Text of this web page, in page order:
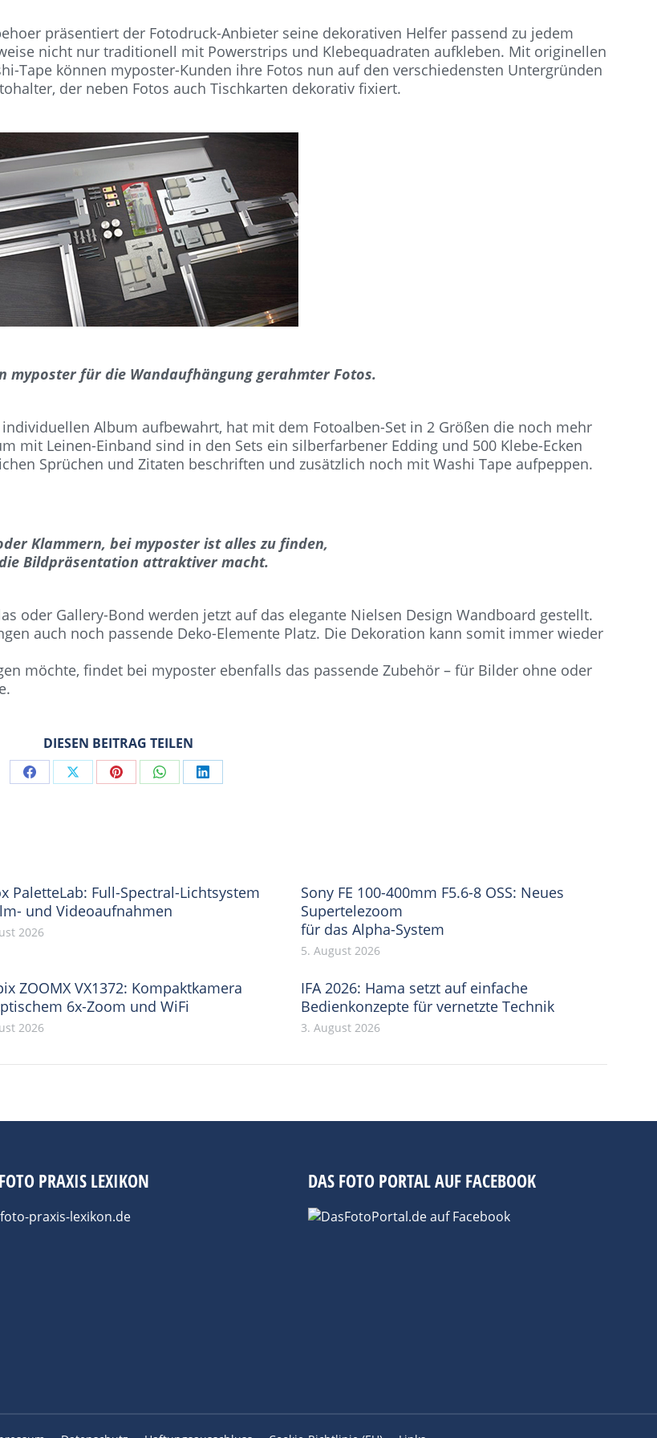
präsentiert der Fotodruck-Anbieter seine dekorativen Helfer passend zu jedem
nicht nur traditionell mit Powerstrips und Klebequadraten aufkleben. Mit originellen
Tape können myposter-Kunden ihre Fotos nun auf den verschiedensten Untergründen
der neben Fotos auch Tischkarten dekorativ fixiert.
myposter für die Wandaufhängung gerahmter Fotos.
Album aufbewahrt, hat mit dem Fotoalben-Set in 2 Größen die noch mehr
mit Leinen-Einband sind in den Sets ein silberfarbener Edding und 500 Klebe-Ecken
Sprüchen und Zitaten beschriften und zusätzlich noch mit Washi Tape aufpeppen.
Klammern, bei myposter ist alles zu finden,
Bildpräsentation attraktiver macht.
oder Gallery-Bond werden jetzt auf das elegante Nielsen Design Wandboard gestellt.
auch noch passende Deko-Elemente Platz. Die Dekoration kann somit immer wieder
möchte, findet bei myposter ebenfalls das passende Zubehör – für Bilder ohne oder
DIESEN BEITRAG TEILEN
Share Share Share Share Share
PaletteLab: Full-Spectral-Lichtsystem
und Videoaufnahmen
2026
Sony FE 100-400mm F5.6-8 OSS: Neues
Supertelezoom
für das Alpha-System
5. August 2026
ZOOMX VX1372: Kompaktkamera
6x-Zoom und WiFi
2026
IFA 2026: Hama setzt auf einfache
Bedienkonzepte für vernetzte Technik
3. August 2026
PRAXIS LEXIKON
praxis-lexikon.de
DAS FOTO PORTAL AUF FACEBOOK